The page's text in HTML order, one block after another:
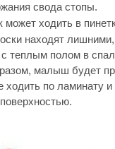
свода стопы.
ходить в
находят
теплым полом в
малыш будет
ходить по ламинату